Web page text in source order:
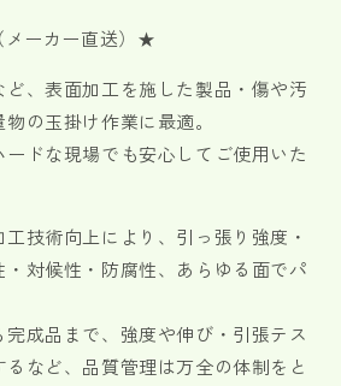
メーカー直送）★
、表面加工を施した製品・傷や汚
の玉掛け作業に最適。
ドな現場でも安心してご使用いた
技術向上により、引っ張り強度・
対候性・防腐性、あらゆる面でパ
成品まで、強度や伸び・引張テス
るなど、品質管理は万全の体制をと